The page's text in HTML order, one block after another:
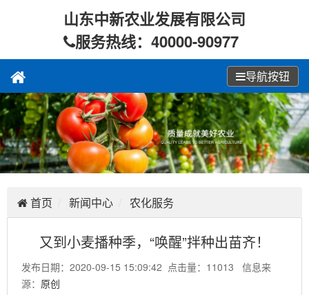
山东中新农业发展有限公司
服务热线：40000-90977
导航按钮
首页 新闻中心 农化服务
又到小麦播种季，“唤醒”拌种出苗齐！
发布日期：2020-09-15 15:09:42 点击量：11013 信息来
源： 原创